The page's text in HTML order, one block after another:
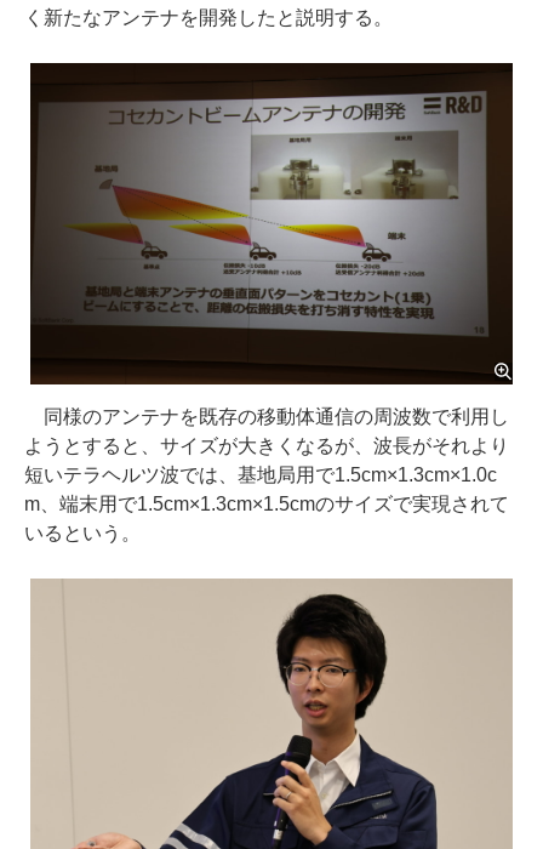
く新たなアンテナを開発したと説明する。
同様のアンテナを既存の移動体通信の周波数で利用し
ようとすると、サイズが大きくなるが、波長がそれより
短いテラヘルツ波では、基地局用で1.5cm×1.3cm×1.0c
m、端末用で1.5cm×1.3cm×1.5cmのサイズで実現されて
いるという。